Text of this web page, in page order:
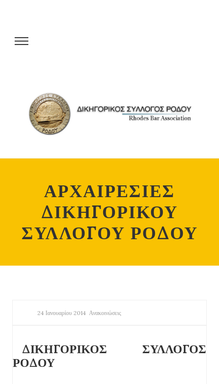
ΑΡΧΑΙΡΕΣΙΕΣ
ΔΙΚΗΓΟΡΙΚΟΥ
ΣΥΛΛΟΓΟΥ ΡΟΔΟΥ
24 Ιανουαρίου 2014 Ανακοινώσεις
ΔΙΚΗΓΟΡΙΚΟΣ ΣΥΛΛΟΓΟΣ
ΡΟΔΟΥ